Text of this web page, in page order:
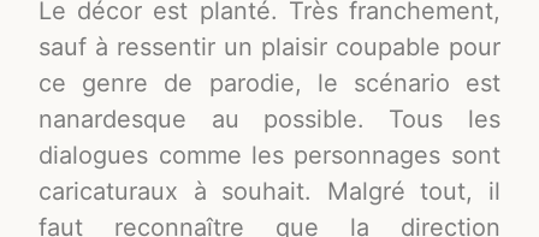
Le décor est planté. Très franchement,
sauf à ressentir un plaisir coupable pour
ce genre de parodie, le scénario est
nanardesque au possible. Tous les
dialogues comme les personnages sont
caricaturaux à souhait. Malgré tout, il
faut reconnaître que la direction